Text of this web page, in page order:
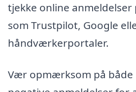
tjekke online
som Trustpilot, Google
håndværkerportaler.
Vær opmærksom på både